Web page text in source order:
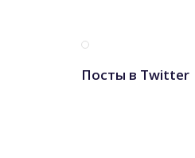
Посты в Twitter